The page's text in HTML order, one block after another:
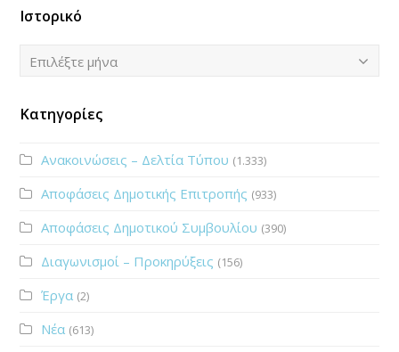
Ιστορικό
Ιστορικό
Επιλέξτε μήνα
Κατηγορίες
Ανακοινώσεις – Δελτία Τύπου (1.333)
Αποφάσεις Δημοτικής Επιτροπής (933)
Αποφάσεις Δημοτικού Συμβουλίου (390)
Διαγωνισμοί – Προκηρύξεις (156)
Έργα (2)
Νέα (613)